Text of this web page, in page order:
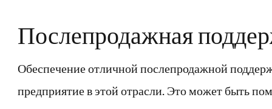
Послепродажная
Обеспечение отличной послепродажной
предприятие в этой отрасли. Это может быть